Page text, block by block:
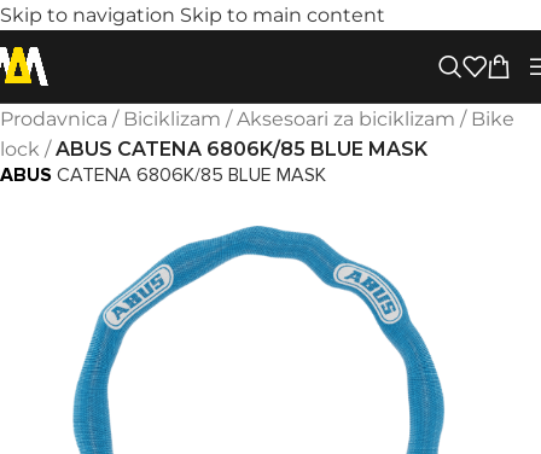
Skip to navigation Skip to main content
Prodavnica / Biciklizam /Aksesoari za biciklizam / Bike
lock /ABUS CATENA 6806K/85 BLUE MASK
ABUS CATENA 6806K/85 BLUE MASK